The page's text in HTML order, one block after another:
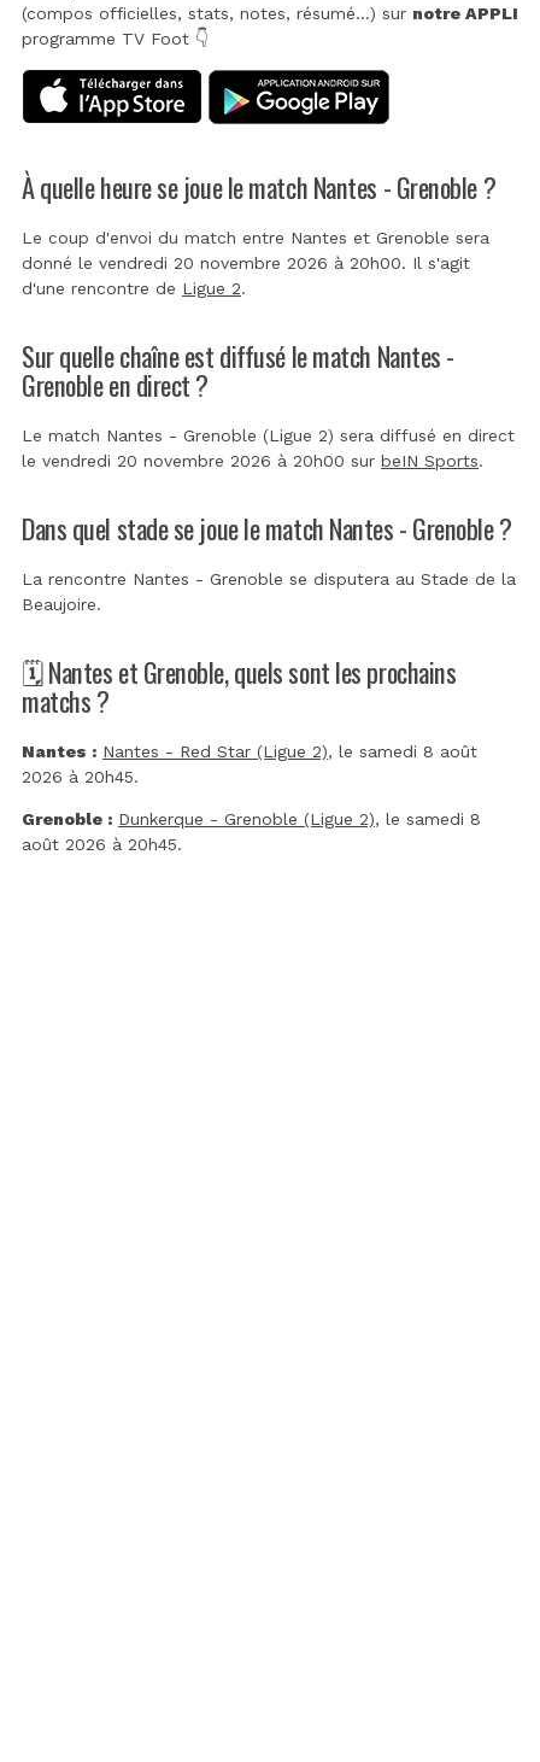
(compos officielles, stats, notes, résumé...) sur notre APPLI
programme TV Foot 👇
À quelle heure se joue le match Nantes - Grenoble ?
Le coup d'envoi du match entre Nantes et Grenoble sera
donné le vendredi 20 novembre 2026 à 20h00. Il s'agit
d'une rencontre de Ligue 2.
Sur quelle chaîne est diffusé le match Nantes -
Grenoble en direct ?
Le match Nantes - Grenoble (Ligue 2) sera diffusé en direct
le vendredi 20 novembre 2026 à 20h00 sur beIN Sports.
Dans quel stade se joue le match Nantes - Grenoble ?
La rencontre Nantes - Grenoble se disputera au Stade de la
Beaujoire.
🗓️ Nantes et Grenoble, quels sont les prochains
matchs ?
Nantes : Nantes - Red Star (Ligue 2), le samedi 8 août
2026 à 20h45.
Grenoble : Dunkerque - Grenoble (Ligue 2), le samedi 8
août 2026 à 20h45.